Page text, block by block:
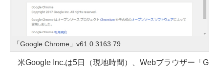
「Google Chrome」v61.0.3163.79
米Google Inc.は5日（現地時間）、Webブラウザー「G